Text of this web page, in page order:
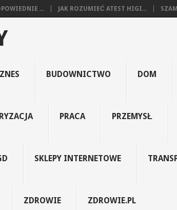
... JAK ROZUMIEĆ ATEST HIGI...
BUDOWNICTWO DOM
PRACA PRZEMYSŁ
SKLEPY INTERNETOWE
ZDROWIE ZDROWIE.PL